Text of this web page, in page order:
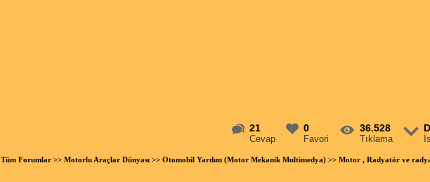
21
Cevap
0
Favori
36.528
Tıklama
Tüm Forumlar>> Motorlu Araçlar Dünyası>> Otomobil Yardım (Motor Mekanik Multimedya)>> Motor , Radyatör ve